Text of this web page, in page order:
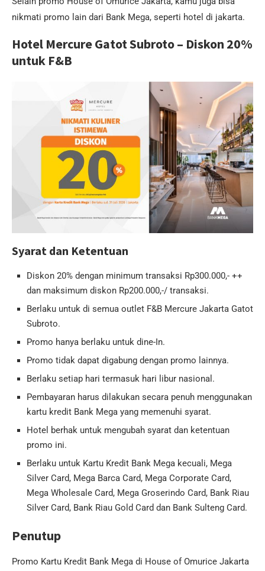
nikmati promo lain dari Bank Mega, seperti hotel di jakarta.
Hotel Mercure Gatot Subroto – Diskon 20%
untuk F&B
Syarat dan Ketentuan
Diskon 20% dengan minimum transaksi Rp300.000,- ++
dan maksimum diskon Rp200.000,-/ transaksi.
Berlaku untuk di semua outlet F&B Mercure Jakarta Gatot
Subroto.
⁠Promo hanya berlaku untuk dine-In.
⁠Promo tidak dapat digabung dengan promo lainnya.
⁠Berlaku setiap hari termasuk hari libur nasional.
Pembayaran harus dilakukan secara penuh menggunakan
kartu kredit Bank Mega yang memenuhi syarat.
Hotel berhak untuk mengubah syarat dan ketentuan
promo ini.
Berlaku untuk Kartu Kredit Bank Mega kecuali, Mega
Silver Card, Mega Barca Card, Mega Corporate Card,
Mega Wholesale Card, Mega Groserindo Card, Bank Riau
Silver Card, Bank Riau Gold Card dan Bank Sulteng Card.
Penutup
Promo Kartu Kredit Bank Mega di House of Omurice Jakarta